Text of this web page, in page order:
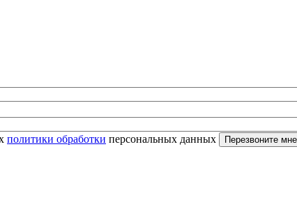
политики обработки персональных данных